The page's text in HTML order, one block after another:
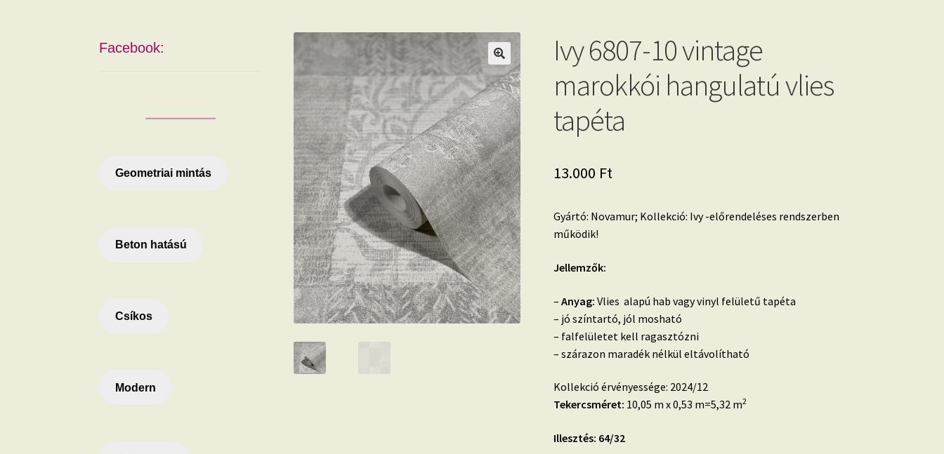
Ivy 6807-10 vintage
marokkói hangulatú vlies
tapéta
13.000 Ft
Gyártó: Novamur; Kollekció: Ivy -előrendeléses rendszerben
működik!
Jellemzők:
– Anyag: Vlies alapú hab vagy vinyl felületű tapéta
– jó színtartó, jól mosható
– falfelületet kell ragasztózni
– szárazon maradék nélkül eltávolítható
Kollekció érvényessége: 2024/12
Tekercsméret: 10,05 m x 0,53 m=5,32 m2
Illesztés: 64/32
Facebook:
Geometriai mintás
Beton hatású
Csíkos
Modern